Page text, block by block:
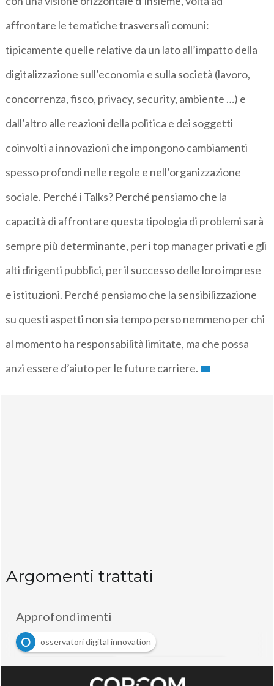
affrontare le tematiche trasversali comuni:
tipicamente quelle relative da un lato all’impatto della
digitalizzazione sull’economia e sulla società (lavoro,
concorrenza, fisco, privacy, security, ambiente …) e
dall’altro alle reazioni della politica e dei soggetti
coinvolti a innovazioni che impongono cambiamenti
spesso profondi nelle regole e nell’organizzazione
sociale. Perché i Talks? Perché pensiamo che la
capacità di affrontare questa tipologia di problemi sarà
sempre più determinante, per i top manager privati e gli
alti dirigenti pubblici, per il successo delle loro imprese
e istituzioni. Perché pensiamo che la sensibilizzazione
su questi aspetti non sia tempo perso nemmeno per chi
al momento ha responsabilità limitate, ma che possa
anzi essere d’aiuto per le future carriere.
Argomenti trattati
Approfondimenti
O
osservatori digital innovation
P politecnico di milano S Sharing Economy